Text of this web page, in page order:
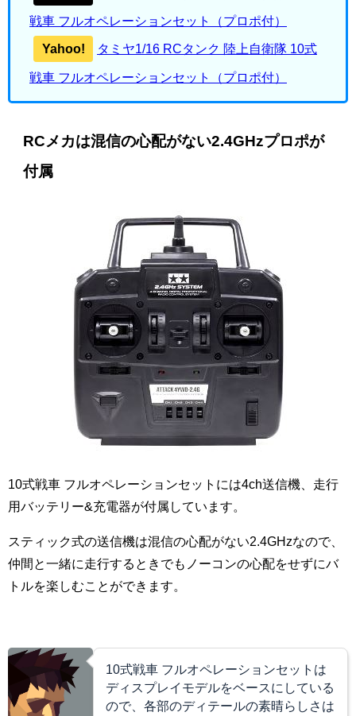
戦車 フルオペレーションセット（プロポ付）
Yahoo! タミヤ1/16 RCタンク 陸上自衛隊 10式
戦車 フルオペレーションセット（プロポ付）
RCメカは混信の心配がない2.4GHzプロポが
付属
10式戦車 フルオペレーションセットには4ch送信機、走行
用バッテリー&充電器が付属しています。
スティック式の送信機は混信の心配がない2.4GHzなので、
仲間と一緒に走行するときでもノーコンの心配をせずにバ
トルを楽しむことができます。
10式戦車 フルオペレーションセットは
ディスプレイモデルをベースにしている
ので、各部のディテールの素晴らしさは